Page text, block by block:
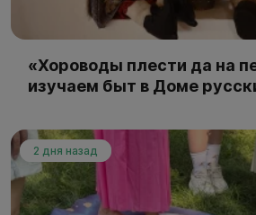
«Хороводы плести да на
изучаем быт в Доме
2 дня назад